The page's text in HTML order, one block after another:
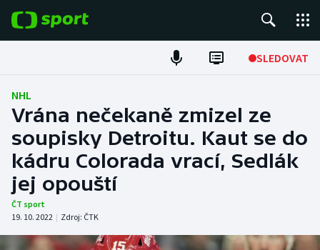
SLEDOVAT
Fotbal
Hokej
Tenis
Atletika
NHL
Vrána nečekaně zmizel ze
soupisky Detroitu. Kaut se do
kádru Colorada vrací, Sedlák
jej opouští
ČT sport
19. 10. 2022 | Zdroj: ČTK